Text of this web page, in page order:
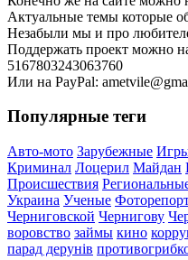
Актуальные темы которые
Незабыли мы и про
Поддержать проект можно
5167803243063760
Или на PayPal:
Популярные теги
Авто-мото Зарубежные
Криминал Лоцерил Майдан
Происшествия
Украина Ученые
Черниговской Чернигову
воровство займы кино
парад дерунів